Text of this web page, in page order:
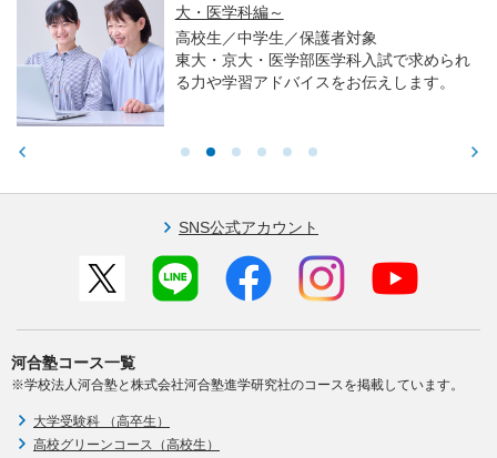
大・医学科編～
高校生／中学生／保護者対象
東大・京大・医学部医学科入試で求められ
る力や学習アドバイスをお伝えします。
SNS公式アカウント
河合塾コース一覧
※学校法人河合塾と株式会社河合塾進学研究社のコースを掲載しています。
大学受験科 （高卒生）
高校グリーンコース（高校生）